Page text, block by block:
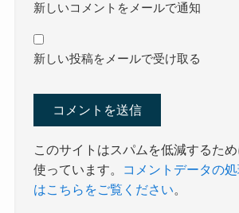
新しいコメントをメールで通知
新しい投稿をメールで受け取る
このサイトはスパムを低減するた
使っています。
コメントデータの
はこちらをご覧ください